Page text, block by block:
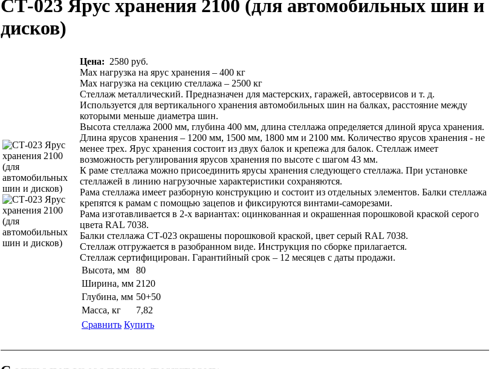
СТ-023 Ярус хранения 2100 (для автомобильных шин и
дисков)
Цена: 2580 руб.
Max нагрузка на ярус хранения – 400 кг
Max нагрузка на секцию стеллажа – 2500 кг
Стеллаж металлический. Предназначен для мастерских, гаражей, автосервисов и т. д.
Используется для вертикального хранения автомобильных шин на балках, расстояние между
которыми меньше диаметра шин.
Высота стеллажа 2000 мм, глубина 400 мм, длина стеллажа определяется длиной яруса хранения.
Длина ярусов хранения – 1200 мм, 1500 мм, 1800 мм и 2100 мм. Количество ярусов хранения - не
менее трех. Ярус хранения состоит из двух балок и крепежа для балок. Стеллаж имеет
возможность регулирования ярусов хранения по высоте с шагом 43 мм.
К раме стеллажа можно присоединить ярусы хранения следующего стеллажа. При установке
стеллажей в линию нагрузочные характеристики сохраняются.
Рама стеллажа имеет разборную конструкцию и состоит из отдельных элементов. Балки стеллажа
крепятся к рамам с помощью зацепов и фиксируются винтами-саморезами.
Рама изготавливается в 2-х вариантах: оцинкованная и окрашенная порошковой краской серого
цвета RAL 7038.
Балки стеллажа СТ-023 окрашены порошковой краской, цвет серый RAL 7038.
Стеллаж отгружается в разобранном виде. Инструкция по сборке прилагается.
Стеллаж сертифицирован. Гарантийный срок – 12 месяцев с даты продажи.
Высота, мм
80
Ширина, мм 2120
Глубина, мм 50+50
Масса, кг
7,82
Сравнить Купить